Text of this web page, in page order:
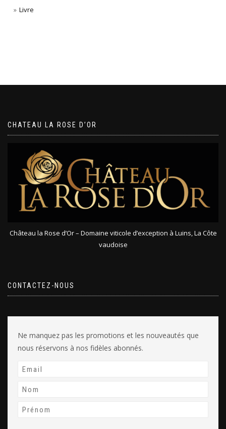
Livre
CHATEAU LA ROSE D’OR
Château la Rose d’Or – Domaine viticole d’exception à Luins, La Côte
vaudoise
CONTACTEZ-NOUS
Ne manquez pas les promotions et les nouveautés que
nous réservons à nos fidèles abonnés.